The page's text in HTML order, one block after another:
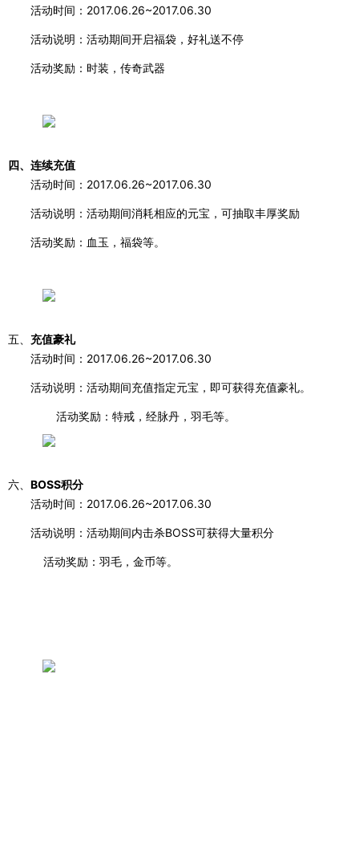
活动时间： 2017.06.26~2017.06.30
活动说明：活动期间开启福袋，好礼送不停
活动奖励：时装，传奇武器
四、连续充值
活动时间： 2017.06.26~2017.06.30
活动说明：活动期间消耗相应的元宝，可抽取丰厚奖励
活动奖励：血玉，福袋等。
五、 充值豪礼
活动时间： 2017.06.26~2017.06.30
活动说明：活动期间充值指定元宝，即可获得充值豪礼。
活动奖励：特戒，经脉丹，羽毛等。
六、 BOSS积分
活动时间： 2017.06.26~2017.06.30
活动说明：活动期间内击杀BOSS可获得大量积分
活动奖励：羽毛，金币等。